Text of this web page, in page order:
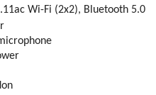
Wi-Fi (2x2), Bluetooth 5.0